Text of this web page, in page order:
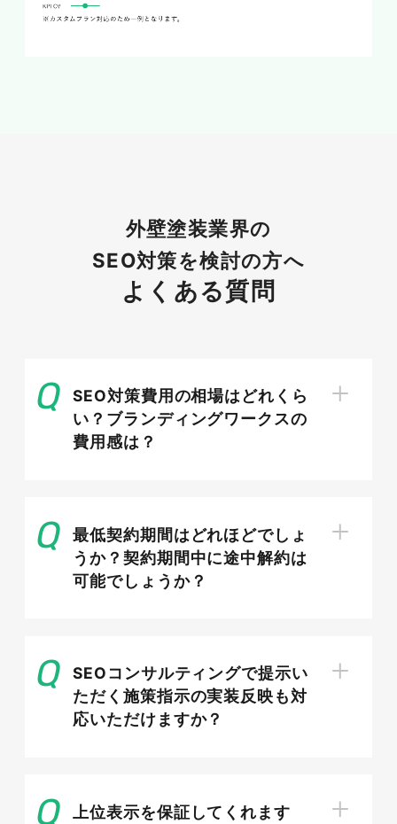
頼性をもとに順位を決定します。順位を上げるに
は、まずサイトが正しく認識される状態を整え、
ユーザーの疑問に的確に答える質の高いコンテン
ツを用意することが前提です。仕組みを理解すれ
外壁塗装は高額な住宅工事であり、顧客の暮らし
や資産に関わるため、Googleは経験・専門性・
場写真やお客様の声を交え、「この会社なら任せ
られる」と感じさせる情報設計が、検索評価と問
い合わせ率の双方を高めます。
外壁塗装業界の
SEO対策を検討の方へ
よくある質問
SEO対策費用の相場はどれくら
い？ブランディングワークスの
費用感は？
最低契約期間はどれほどでしょ
うか？契約期間中に途中解約は
可能でしょうか？
SEOコンサルティングで提示い
ただく施策指示の実装反映も対
応いただけますか？
上位表示を保証してくれます